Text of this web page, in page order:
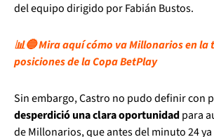
del equipo dirigido por Fabián Bustos.
📊🔵 Mira aquí cómo va Millonarios en la
posiciones de la Copa BetPlay
Sin embargo, Castro no pudo definir con
desperdició una clara oportunidadpara
de Millonarios, que antes del minuto 24 ya